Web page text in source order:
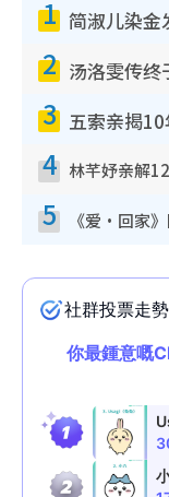
1
2
3
4
5